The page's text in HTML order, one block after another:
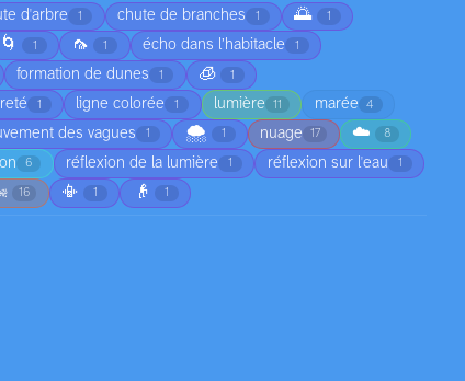
d'arbre 1 chute de branches 1 🌅 1
🌀 1 🦟 1 écho dans l’habitacle 1
formation de dunes 1 🧊 1
1 ligne colorée 1 lumière 11 marée 4
des vagues 1 🌨️ 1 nuage 17 ☁️ 8
6 réflexion de la lumière 1 réflexion sur l'eau 1
16 📳 1 👴 1